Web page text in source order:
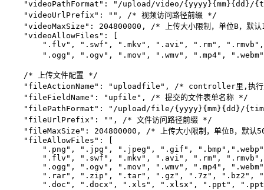
"videoPathFormat": "/upload/video/{yyyy}{mm}{dd}/
"videoUrlPrefix": "", /* 视频访问路径前缀 */
"videoMaxSize": 204800000, /* 上传大小限制，单位B，默认
"videoAllowFiles": [
".flv", ".swf", ".mkv", ".avi", ".rm", ".rmvb",
".ogg", ".ogv", ".mov", ".wmv", ".mp4", ".webm",
/* 上传文件配置 */
"fileActionName": "uploadfile", /* controller里,执行上
"fileFieldName": "upfile", /* 提交的文件表单名称 */
"filePathFormat": "/upload/file/{yyyy}{mm}{dd}/
"fileUrlPrefix": "", /* 文件访问路径前缀 */
"fileMaxSize": 204800000, /* 上传大小限制，单位B，默认
"fileAllowFiles": [
".png", ".jpg", ".jpeg", ".gif",
".flv", ".swf", ".mkv", ".avi", ".rm", ".rmvb",
".ogg", ".ogv", ".mov", ".wmv", ".mp4",
".rar", ".zip", ".tar", ".gz", ".7z", ".bz2",
".doc", ".docx", ".xls", ".xlsx", ".ppt",